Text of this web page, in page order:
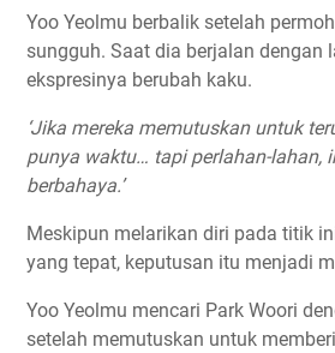
Yoo Yeolmu berbalik setelah
sungguh. Saat dia berjalan dengan
ekspresinya berubah kaku.
‘Jika mereka memutuskan untuk
punya waktu… tapi perlahan-lahan,
berbahaya.’
Meskipun melarikan diri pada titik
yang tepat, keputusan itu menjadi
Yoo Yeolmu mencari Park Woori
setelah memutuskan untuk